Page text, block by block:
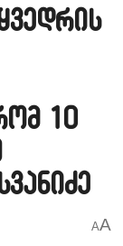
10
AA